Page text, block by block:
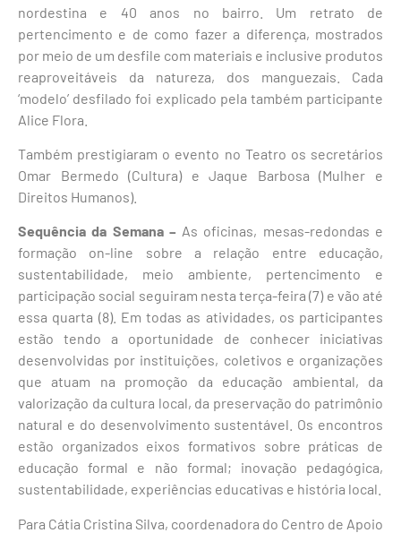
nordestina e 40 anos no bairro. Um retrato de
pertencimento e de como fazer a diferença, mostrados
por meio de um desfile com materiais e inclusive produtos
reaproveitáveis da natureza, dos manguezais. Cada
‘modelo’ desfilado foi explicado pela também participante
Alice Flora.
Também prestigiaram o evento no Teatro os secretários
Omar Bermedo (Cultura) e Jaque Barbosa (Mulher e
Direitos Humanos).
Sequência da Semana – As oficinas, mesas-redondas e
formação on-line sobre a relação entre educação,
sustentabilidade, meio ambiente, pertencimento e
participação social seguiram nesta terça-feira (7) e vão até
essa quarta (8). Em todas as atividades, os participantes
estão tendo a oportunidade de conhecer iniciativas
desenvolvidas por instituições, coletivos e organizações
que atuam na promoção da educação ambiental, da
valorização da cultura local, da preservação do patrimônio
natural e do desenvolvimento sustentável. Os encontros
estão organizados eixos formativos sobre práticas de
educação formal e não formal; inovação pedagógica,
sustentabilidade, experiências educativas e história local.
Para Cátia Cristina Silva, coordenadora do Centro de Apoio